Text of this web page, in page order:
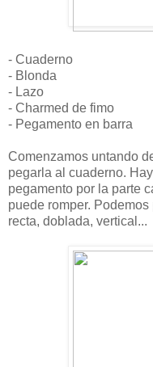
- Cuaderno
- Blonda
- Lazo
- Charmed de fimo
- Pegamento en barra
Comenzamos untando
pegarla al cuaderno.
pegamento por la parte
puede romper.
recta, doblada, vertical...